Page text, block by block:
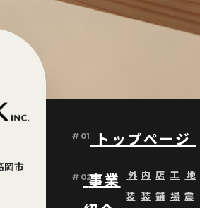
岡市
#01 トップページ
#02事業
外
装
内
装
店
舗
工
場
地
震